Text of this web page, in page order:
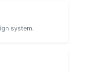
system.